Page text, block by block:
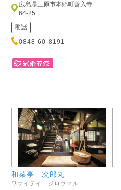
広島県三原市本郷町善入寺
64-25
電話
0848-60-8191
和菜亭 次郎丸
ワサイテイ ジロウマル